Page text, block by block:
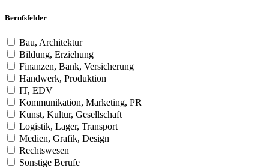
Berufsfelder
Bau, Architektur
Bildung, Erziehung
Finanzen, Bank, Versicherung
Handwerk, Produktion
IT, EDV
Kommunikation, Marketing, PR
Kunst, Kultur, Gesellschaft
Logistik, Lager, Transport
Medien, Grafik, Design
Rechtswesen
Sonstige Berufe